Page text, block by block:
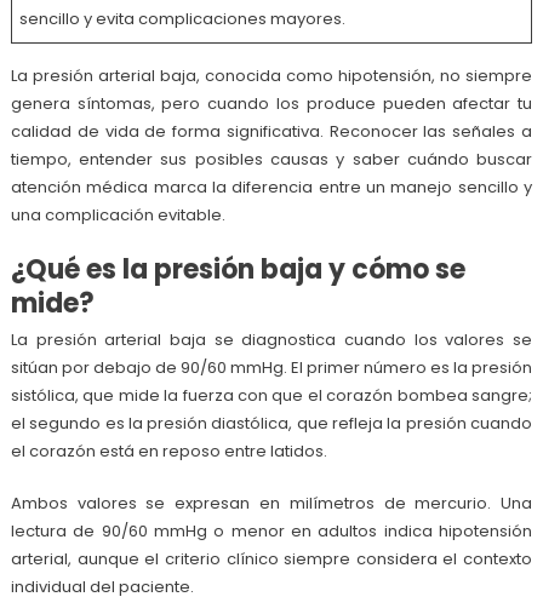
sencillo y evita complicaciones mayores.
La presión arterial baja, conocida como hipotensión, no siempre
genera síntomas, pero cuando los produce pueden afectar tu
calidad de vida de forma significativa. Reconocer las señales a
tiempo, entender sus posibles causas y saber cuándo buscar
atención médica marca la diferencia entre un manejo sencillo y
una complicación evitable.
¿Qué es la presión baja y cómo se
mide?
La presión arterial baja se diagnostica cuando los valores se
sitúan por debajo de 90/60 mmHg. El primer número es la presión
sistólica, que mide la fuerza con que el corazón bombea sangre;
el segundo es la presión diastólica, que refleja la presión cuando
el corazón está en reposo entre latidos.
Ambos valores se expresan en milímetros de mercurio. Una
lectura de 90/60 mmHg o menor en adultos indica hipotensión
arterial, aunque el criterio clínico siempre considera el contexto
individual del paciente.